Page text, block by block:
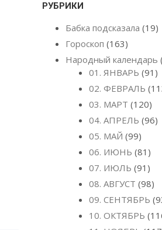
РУБРИКИ
Бабка подсказала (19)
Гороскоп (163)
Народный календарь
01. ЯНВАРЬ (91)
02. ФЕВРАЛЬ
03. МАРТ (120)
04. АПРЕЛЬ (96)
05. МАЙ (99)
06. ИЮНЬ (81)
07. ИЮЛЬ (91)
08. АВГУСТ (98)
09. СЕНТЯБРЬ
10. ОКТЯБРЬ